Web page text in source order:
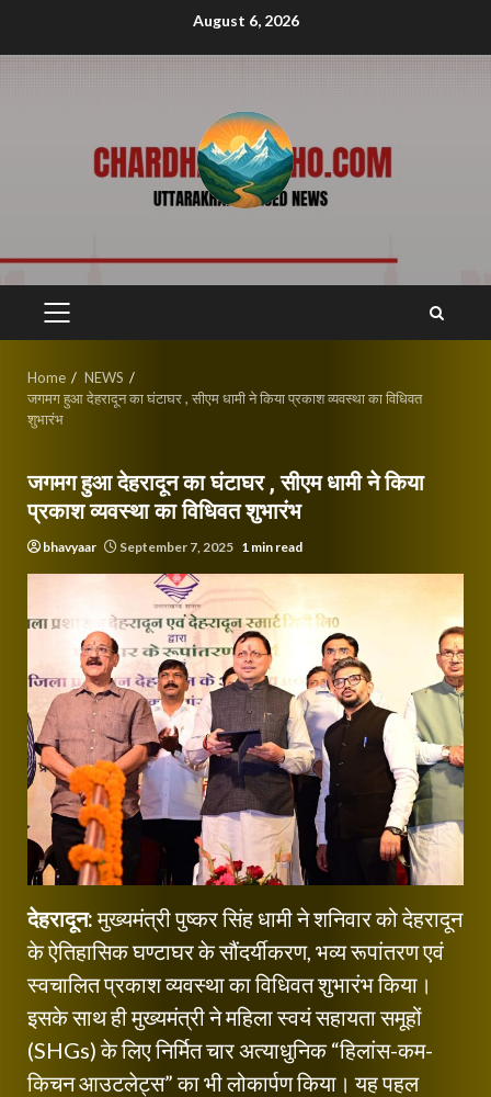
August 6, 2026
PRIMARY
Home
NEWS
जगमग हुआ देहरादून का घंटाघर , सीएम धामी ने किया प्रकाश व्यवस्था का विधिवत
शुभारंभ
जगमग हुआ देहरादून का घंटाघर , सीएम धामी ने किया
प्रकाश व्यवस्था का विधिवत शुभारंभ
bhavyaar September 7, 2025 1 min read
देहरादून:मुख्यमंत्री पुष्कर सिंह धामी ने शनिवार को देहरादून
के ऐतिहासिक घण्टाघर के सौंदर्यीकरण, भव्य रूपांतरण एवं
स्वचालित प्रकाश व्यवस्था का विधिवत शुभारंभ किया।
इसके साथ ही मुख्यमंत्री ने महिला स्वयं सहायता समूहों
(SHGs) के लिए निर्मित चार अत्याधुनिक “हिलांस-कम-
किचन आउटलेट्स” का भी लोकार्पण किया। यह पहल